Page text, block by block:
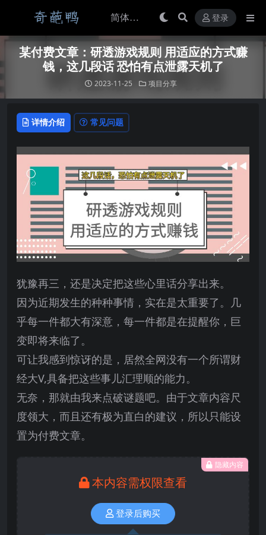
登录
某付费文章：研透游戏规则 用适应的方式赚
钱，这几段话 恐怕有点泄露天机了
2023-11-25 项目分享
详情介绍 常见问题
犹豫再三，还是决定把这些心里话分享出来。
因为近期发生的种种事情，实在是太重要了。几
乎每一件都大有深意，每一件都是在提醒你，巨
变即将来临了。
可让我感到惊讶的是，居然全网没有一个所谓财
经大V,具备把这些事儿汇理顺的能力。
无奈，那就由我来点破谜题吧。由于文章内容尺
度领大，而且还有极为直白的建议，所以只能设
置为付费文章。
隐藏内容
本内容需权限查看
登录后购买